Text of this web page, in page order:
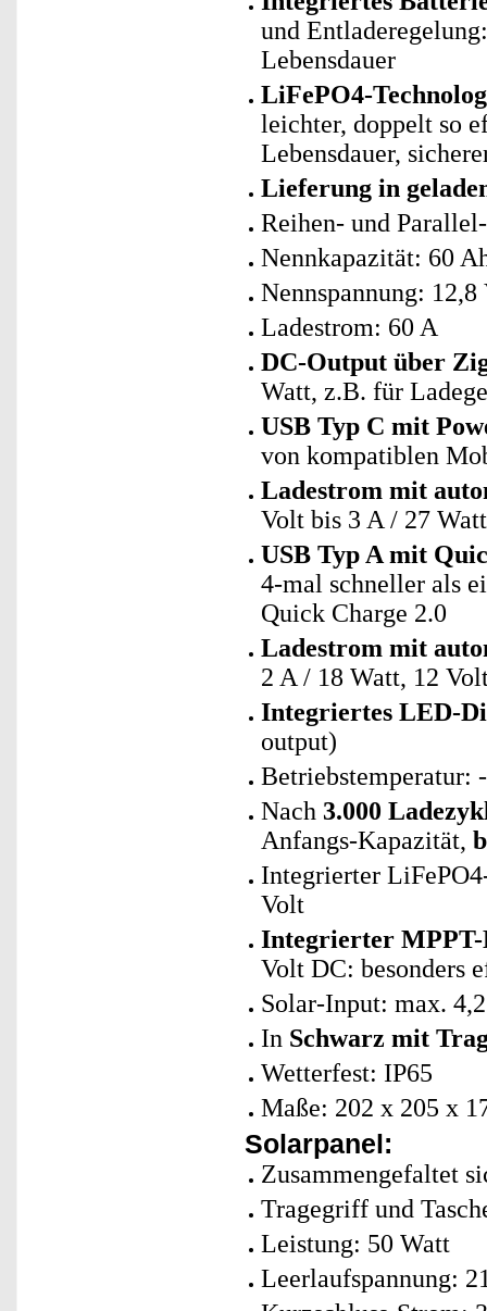
und
Lebensdauer
LiFePO4-
leichter, doppelt so
Lebensdauer,
Lieferung in
Reihen- und
Nennkapazität: 60
Nennspannung: 12,8
Ladestrom: 60 A
DC-Output über
Watt, z.B. für
USB Typ C mit
von kompatiblen
Ladestrom mit
Volt bis 3 A / 27
USB Typ A mit
4-mal schneller als
Quick Charge 2.0
Ladestrom mit
2 A / 18 Watt, 12
Integriertes LED-
output)
Betriebstemperatur:
Nach 3.000
Anfangs-Kapazität,
Integrierter
Volt
Integrierter
Volt DC: besonders
Solar-Input: max.
In Schwarz mit
Wetterfest: IP65
Maße: 202 x 205 x
Solarpanel:
Zusammengefaltet
Tragegriff und
Leistung: 50 Watt
Leerlaufspannung: